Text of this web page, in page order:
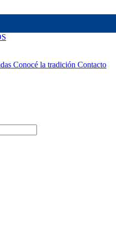
Conocé la tradición Contacto